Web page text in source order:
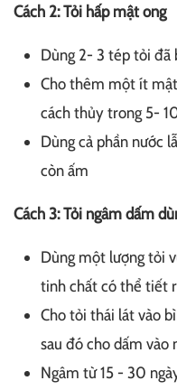
Cách 2: Tỏi hấp mật ong
Dùng 2- 3 tép tỏi đã
Cho thêm một ít
cách thủy trong 5-
Dùng cả phần nước
còn ấm
Cách 3: Tỏi ngâm dấm
Dùng một lượng tỏi
tinh chất có thể tiết
Cho tỏi thái lát vào
sau đó cho dấm vào
Ngâm từ 15 - 30